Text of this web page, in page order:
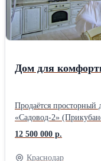
Площадь несколько
семьи, которая ищет
районе Краснодара.
Дом для
Продаётся
«Садовод-2»
33/1). Отличный
тишину и удобную
проживанию без
12 500 000 р.
Краснодар